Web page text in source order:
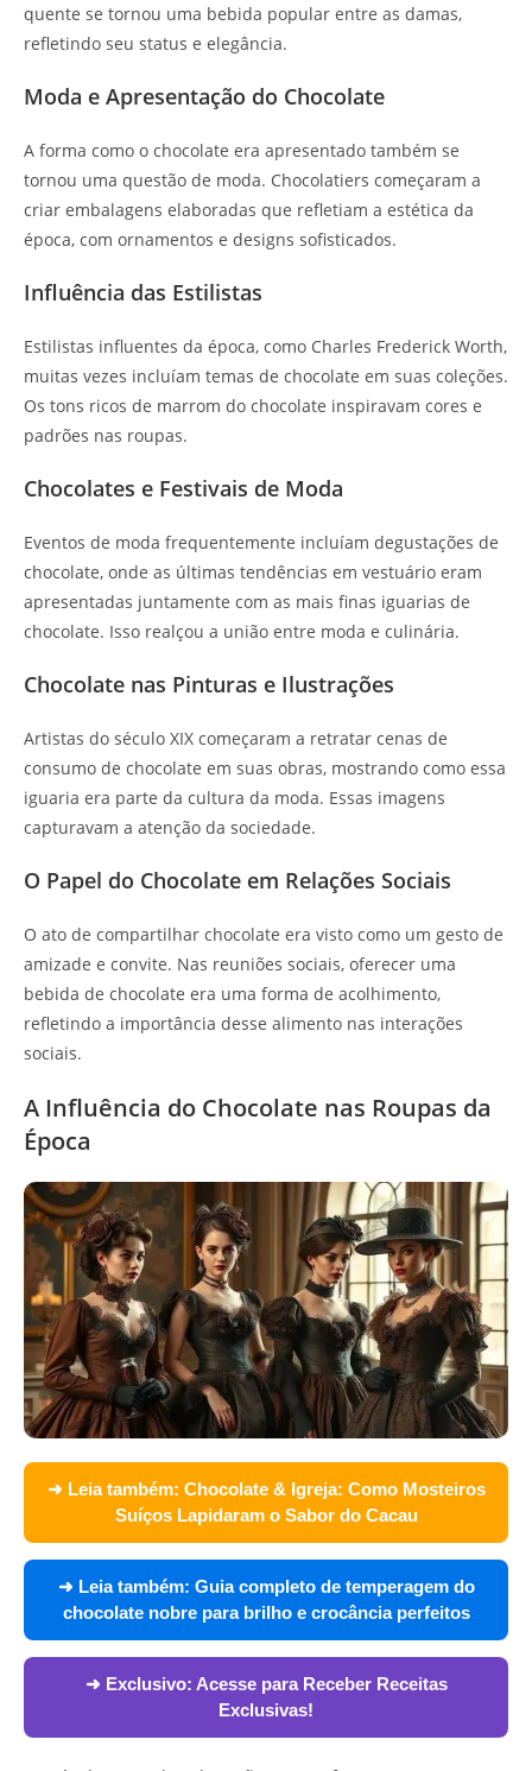
quente se tornou uma bebida popular entre as damas,
refletindo seu status e elegância.
Moda e Apresentação do Chocolate
A forma como o chocolate era apresentado também se
tornou uma questão de moda. Chocolatiers começaram a
criar embalagens elaboradas que refletiam a estética da
época, com ornamentos e designs sofisticados.
Influência das Estilistas
Estilistas influentes da época, como Charles Frederick Worth,
muitas vezes incluíam temas de chocolate em suas coleções.
Os tons ricos de marrom do chocolate inspiravam cores e
padrões nas roupas.
Chocolates e Festivais de Moda
Eventos de moda frequentemente incluíam degustações de
chocolate, onde as últimas tendências em vestuário eram
apresentadas juntamente com as mais finas iguarias de
chocolate. Isso realçou a união entre moda e culinária.
Chocolate nas Pinturas e Ilustrações
Artistas do século XIX começaram a retratar cenas de
consumo de chocolate em suas obras, mostrando como essa
iguaria era parte da cultura da moda. Essas imagens
capturavam a atenção da sociedade.
O Papel do Chocolate em Relações Sociais
O ato de compartilhar chocolate era visto como um gesto de
amizade e convite. Nas reuniões sociais, oferecer uma
bebida de chocolate era uma forma de acolhimento,
refletindo a importância desse alimento nas interações
sociais.
A Influência do Chocolate nas Roupas da
Época
➜ Leia também: Chocolate & Igreja: Como Mosteiros
Suíços Lapidaram o Sabor do Cacau
➜ Leia também: Guia completo de temperagem do
chocolate nobre para brilho e crocância perfeitos
➜ Exclusivo: Acesse para Receber Receitas
Exclusivas!